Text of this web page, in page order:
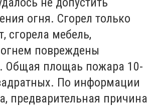
огня. Сгорел только
сгорела мебель,
повреждены
Общая площаь пожара 10-
По информации
предварительная причина